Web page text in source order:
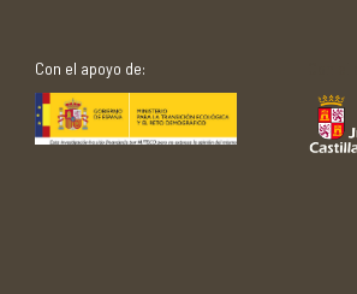
Con el apoyo de: